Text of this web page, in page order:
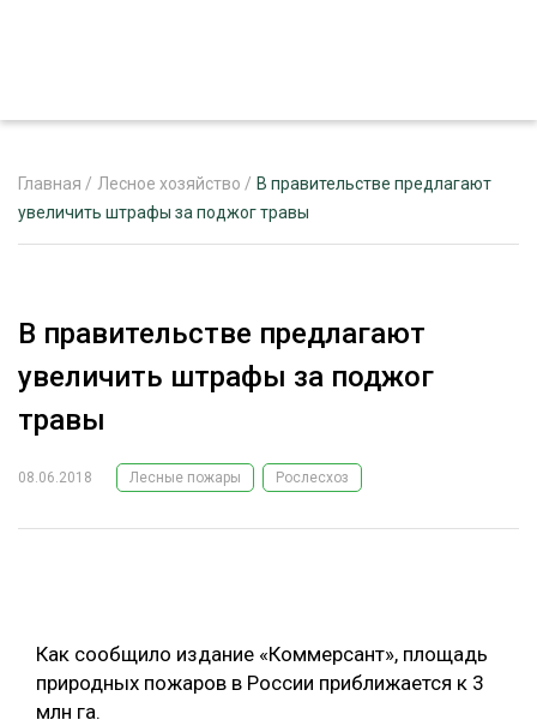
РЕКЛАМОДАТЕЛЯМ
ЛЕСНОЕ ХОЗЯЙСТВО
ЛЕСОЗАГОТОВКА
БИОЭНЕРГЕТИКА
ЛЕСОВОССТАНОВЛЕНИЕ И ЗАЩИТА
ТЕМАТИЧЕСКИЕ ПРОЕКТЫ
ЭКСПЕРТНОЕ МНЕНИЕ
Главная / Лесное хозяйство / В правительстве предлагают
увеличить штрафы за поджог травы
В правительстве предлагают
увеличить штрафы за поджог
травы
08.06.2018 Лесные пожары Рослесхоз
Как сообщило издание «Коммерсант», площадь
природных пожаров в России приближается к 3
млн га.